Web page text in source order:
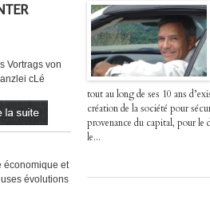
Vortrags von
cLé
économique et
évolutions
tout au long de ses 10 ans
création de la société pour
provenance du capital, pour le
le...